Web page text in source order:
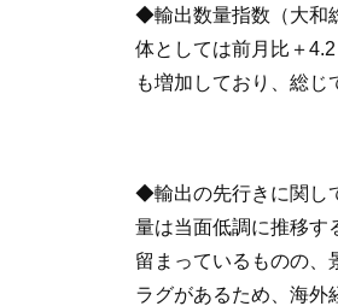
◆輸出数量指数（大和
体としては前月比＋
も増加しており、総じ
◆輸出の先行きに関し
量は当面低調に推移す
留まっているものの、
ラグがあるため、海外